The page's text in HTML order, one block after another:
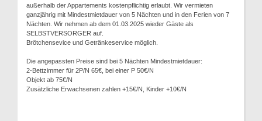
außerhalb der Appartements kostenpflichtig erlaubt. Wir vermieten
ganzjährig mit Mindestmietdauer von 5 Nächten und in den Ferien von 7
Nächten. Wir nehmen ab dem 01.03.2025 wieder Gäste als
SELBSTVERSORGER auf.
Brötchensevice und Getränkeservice möglich.
Die angepassten Preise sind bei 5 Nächten Mindestmietdauer:
2-Bettzimmer für 2P/N 65€, bei einer P 50€/N
Objekt ab 75€/N
Zusätzliche Erwachsenen zahlen +15€/N, Kinder +10€/N